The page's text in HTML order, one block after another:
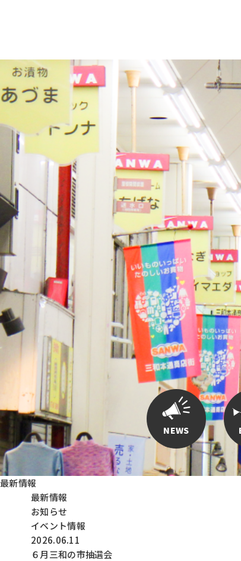
NEWS
最新情報
最新情報
お知らせ
イベント情報
2026.06.11
６月三和の市抽選会